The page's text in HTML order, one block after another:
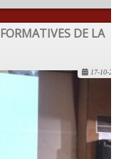
DE LA
17-10-2022